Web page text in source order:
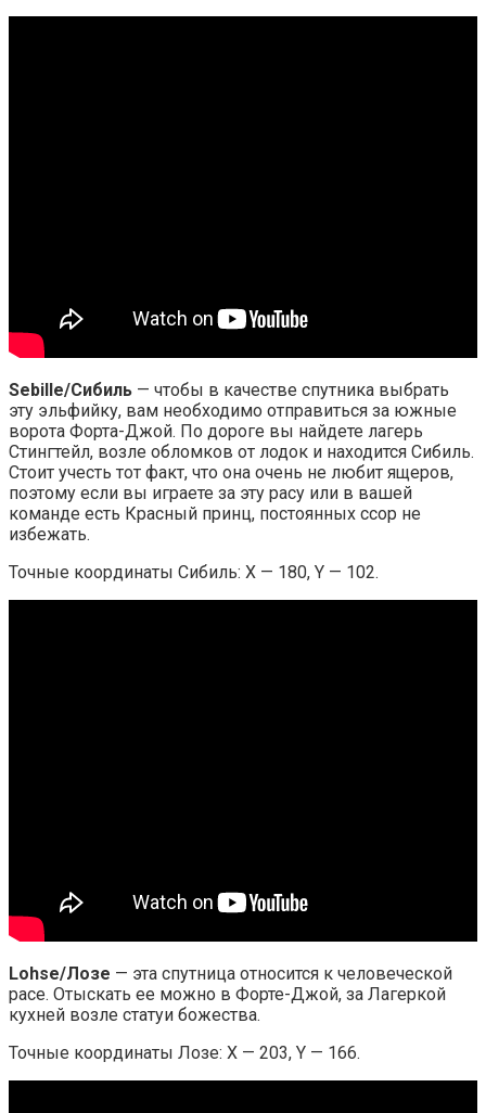
Sebille/Сибиль — чтобы в качестве спутника выбрать
эту эльфийку, вам необходимо отправиться за южные
ворота Форта-Джой. По дороге вы найдете лагерь
Стингтейл, возле обломков от лодок и находится Сибиль.
Стоит учесть тот факт, что она очень не любит ящеров,
поэтому если вы играете за эту расу или в вашей
команде есть Красный принц, постоянных ссор не
избежать.
Точные координаты Сибиль: X — 180, Y — 102.
Lohse/Лозе — эта спутница относится к человеческой
расе. Отыскать ее можно в Форте-Джой, за Лагеркой
кухней возле статуи божества.
Точные координаты Лозе: X — 203, Y — 166.